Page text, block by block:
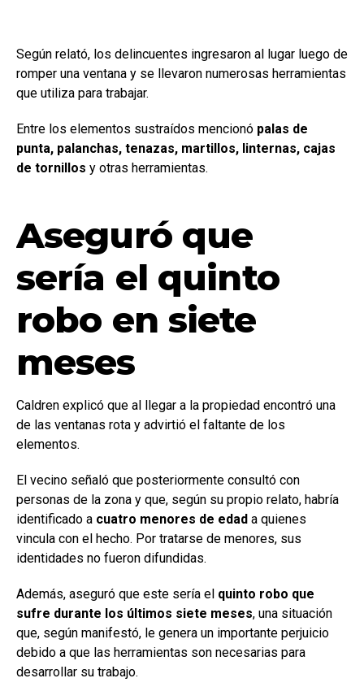
Según relató, los delincuentes ingresaron al lugar luego de
romper una ventana y se llevaron numerosas herramientas
que utiliza para trabajar.
Entre los elementos sustraídos mencionó palas de
punta, palanchas, tenazas, martillos, linternas, cajas
de tornillos y otras herramientas.
Aseguró que
sería el quinto
robo en siete
meses
Caldren explicó que al llegar a la propiedad encontró una
de las ventanas rota y advirtió el faltante de los
elementos.
El vecino señaló que posteriormente consultó con
personas de la zona y que, según su propio relato, habría
identificado a cuatro menores de edad a quienes
vincula con el hecho. Por tratarse de menores, sus
identidades no fueron difundidas.
Además, aseguró que este sería el quinto robo que
sufre durante los últimos siete meses, una situación
que, según manifestó, le genera un importante perjuicio
debido a que las herramientas son necesarias para
desarrollar su trabajo.